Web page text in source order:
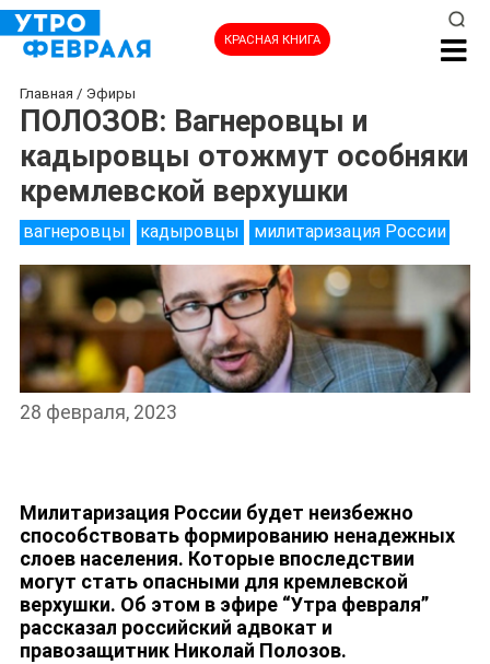
КРАСНАЯ КНИГА
НОВОСТИ
Главная / Эфиры
ПОЛОЗОВ: Вагнеровцы и
кадыровцы отожмут особняки
кремлевской верхушки
вагнеровцы кадыровцы милитаризация России
28 февраля, 2023
Милитаризация России будет неизбежно
способствовать формированию ненадежных
слоев населения. Которые впоследствии
могут стать опасными для кремлевской
верхушки. Об этом в эфире “Утра февраля”
рассказал российский адвокат и
правозащитник Николай Полозов.